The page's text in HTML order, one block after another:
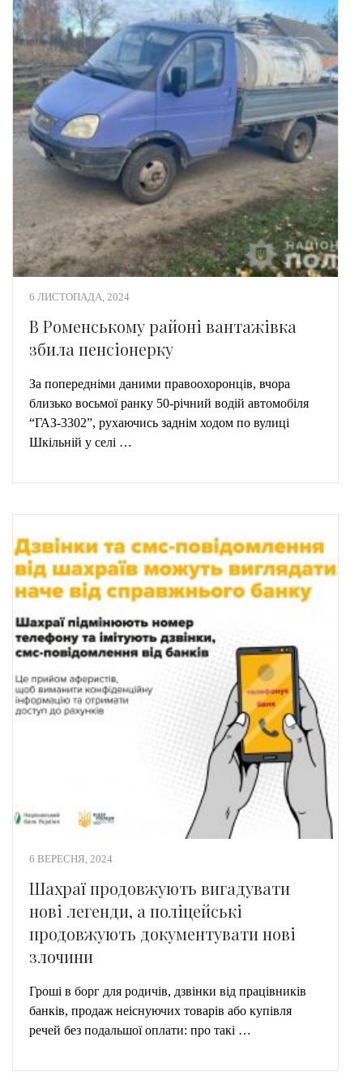
6 ЛИСТОПАДА, 2024
В Роменському районі вантажівка
збила пенсіонерку
За попередніми даними правоохоронців, вчора
близько восьмої ранку 50-річний водій автомобіля
“ГАЗ-3302”, рухаючись заднім ходом по вулиці
Шкільній у селі …
6 ВЕРЕСНЯ, 2024
Шахраї продовжують вигадувати
нові легенди, а поліцейські
продовжують документувати нові
злочини
Гроші в борг для родичів, дзвінки від працівників
банків, продаж неіснуючих товарів або купівля
речей без подальшої оплати: про такі …